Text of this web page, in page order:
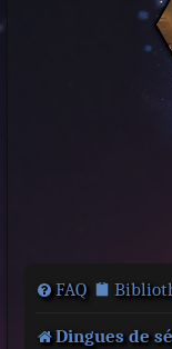
FAQ
Dingues de